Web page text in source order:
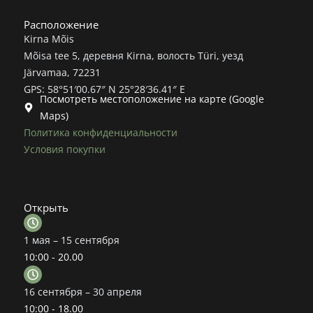
Расположение
Kirna Mõis
Mõisa tee 5, деревня Kirna, волость Türi, уезд
Järvamaa, 72231
GPS: 58°51′00.67″ N 25°28′36.41″ E
Посмотреть местоположение на карте (Google
Maps)
Политика конфиденциальности
Условия покупки
Открыть
1 мая – 15 сентября
10:00 - 20.00
16 сентября – 30 апреля
10:00 - 18.00